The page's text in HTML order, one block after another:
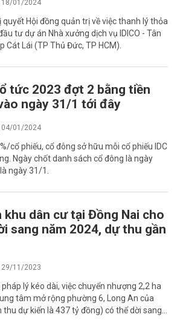
18/01/2024
quyết Hội đồng quản trị về việc thanh lý thỏa
tư dự án Nhà xưởng dịch vụ IDICO - Tân
Cát Lái (TP Thủ Đức, TP HCM).
tức 2023 đợt 2 bằng tiền
ngày 31/1 tới đây
04/01/2024
cổ phiếu, cổ đông sở hữu mỗi cổ phiếu IDC
Ngày chốt danh sách cổ đông là ngày
ngày 31/1.
khu dân cư tại Đồng Nai cho
sang năm 2024, dự thu gần
29/11/2023
lý kéo dài, việc chuyển nhượng 2,2 ha
tâm mở rộng phường 6, Long An của
thu dự kiến là 437 tỷ đồng) có thể dời sang...